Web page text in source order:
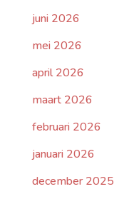
juni 2026
mei 2026
april 2026
maart 2026
februari 2026
januari 2026
december 2025